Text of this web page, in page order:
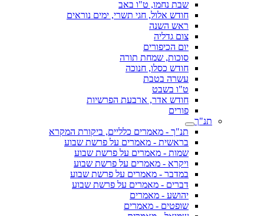
שבת נחמו, ט"ו באב
חודש אלול, חגי תשרי, ימים נוראים
ראש השנה
צום גדליה
יום הכיפורים
סוכות, שמחת תורה
חודש כסלו, חנוכה
עשרה בטבת
ט"ו בשבט
חודש אדר, ארבעת הפרשיות
פורים
תנ"ך
תנ"ך - מאמרים כלליים, ביקורת המקרא
בראשית - מאמרים על פרשת שבוע
שמות - מאמרים על פרשת שבוע
ויקרא - מאמרים על פרשת שבוע
במדבר - מאמרים על פרשת שבוע
דברים - מאמרים על פרשת שבוע
יהושע - מאמרים
שופטים - מאמרים